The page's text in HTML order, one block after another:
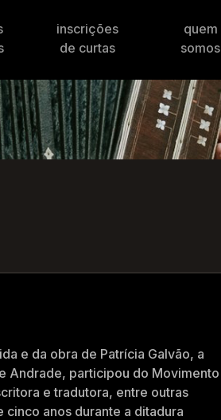
inscrições
de curtas
quem
somos
e da obra de Patrícia Galvão, a
Andrade, participou do Movimento
e tradutora, entre outras
anos durante a ditadura